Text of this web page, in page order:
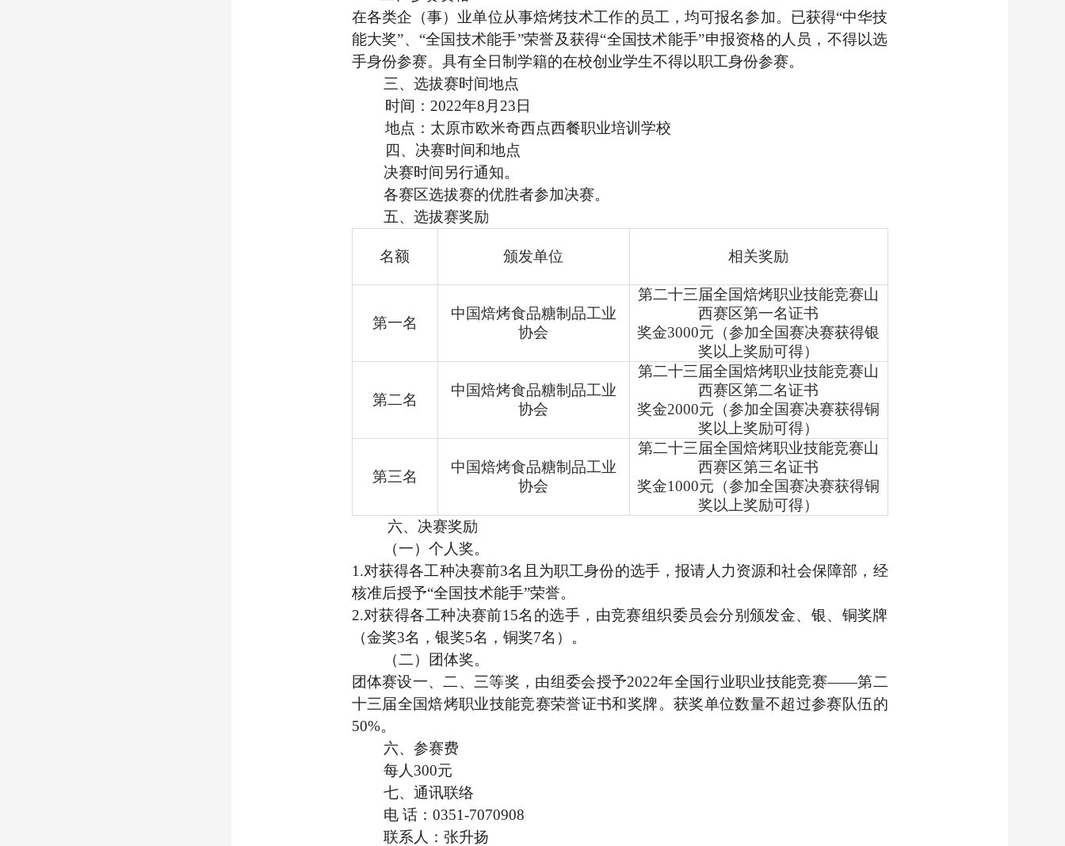
在各类企（事）业单位从事焙烤技术工作的员工，均可报名参加。已获得“中华技
能大奖”、“全国技术能手”荣誉及获得“全国技术能手”申报资格的人员，不得以选
手身份参赛。具有全日制学籍的在校创业学生不得以职工身份参赛。
三、选拔赛时间地点
时间：2022年8月23日
地点：太原市欧米奇西点西餐职业培训学校
四、决赛时间和地点
决赛时间另行通知。
各赛区选拔赛的优胜者参加决赛。
五、 选拔赛奖励
名额 颁发单位 相关奖励
第一名
中国焙烤食品糖制品工业
协会
第二十三届全国焙烤职业技能竞赛山
西赛区第一名证书
奖金3000元（参加全国赛决赛获得银
奖以上奖励可得）
第二名
中国焙烤食品糖制品工业
协会
第二十三届全国焙烤职业技能竞赛山
西赛区第二名证书
奖金2000元（参加全国赛决赛获得铜
奖以上奖励可得）
第三名
中国焙烤食品糖制品工业
协会
第二十三届全国焙烤职业技能竞赛山
西赛区第三名证书
奖金1000元（参加全国赛决赛获得铜
奖以上奖励可得）
六、决赛奖励
（一）个人奖。
1.对获得各工种决赛前3名且为职工身份的选手，报请人力资源和社会保障部，经
核准后授予“全国技术能手”荣誉。
2.对获得各工种决赛前15名的选手，由竞赛组织委员会分别颁发金、银、铜奖牌
（金奖3名，银奖5名，铜奖7名）。
（二）团体奖。
团体赛设一、二、三等奖，由组委会授予2022年全国行业职业技能竞赛——第二
十三届全国焙烤职业技能竞赛荣誉证书和奖牌。获奖单位数量不超过参赛队伍的
50%。
六、 参赛费
每人300元
七、通讯联络
电 话：0351-7070908
联系人：张升扬